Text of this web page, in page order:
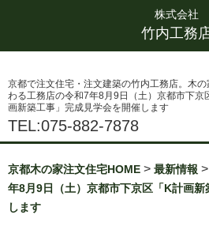
株式会社
竹内工務
京都で注文住宅・注文建築の竹内工務店。木の
わる工務店の令和7年8月9日（土）京都市下京
画新築工事」完成見学会を開催します
TEL:075-882-7878
京都木の家注文住宅HOME > 最新情報 >
年8月9日（土）京都市下京区「K計画
します